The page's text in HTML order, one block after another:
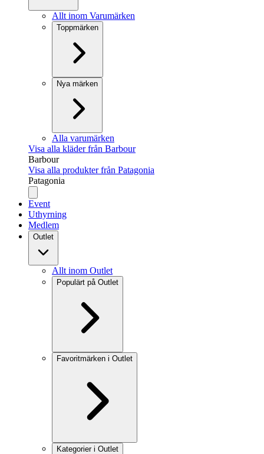
Allt inom Varumärken
Toppmärken
Nya märken
Alla varumärken
Visa alla kläder från Barbour
Barbour
Visa alla produkter från Patagonia
Patagonia
Event
Uthyrning
Medlem
Outlet
Allt inom Outlet
Populärt på Outlet
Favoritmärken i Outlet
Kategorier i Outlet